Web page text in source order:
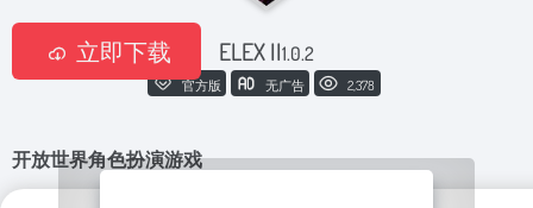
ELEX II1.0.2
官方版 无广告 2,378
开放世界角色扮演游戏
立即下载